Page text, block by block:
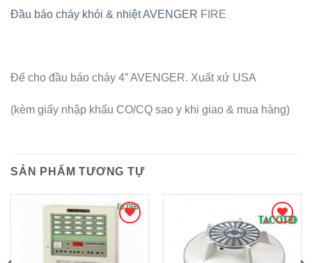
Đầu báo cháy khói & nhiệt AVENGER FIRE
Đế cho đầu báo cháy 4” AVENGER. Xuất xứ USA
(kèm giấy nhập khẩu CO/CQ sao y khi giao & mua hàng)
SẢN PHẨM TƯƠNG TỰ